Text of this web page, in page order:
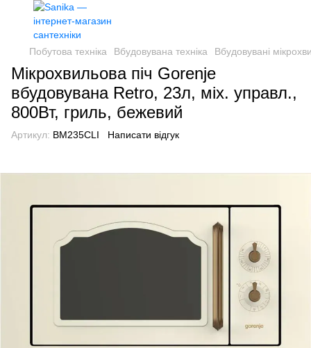
Побутова техніка Вбудовувана техніка Вбудовувані
Мікрохвильова піч Gorenje
вбудовувана Retro, 23л, міх. управл.,
800Вт, гриль, бежевий
Артикул: BM235CLI Написати відгук